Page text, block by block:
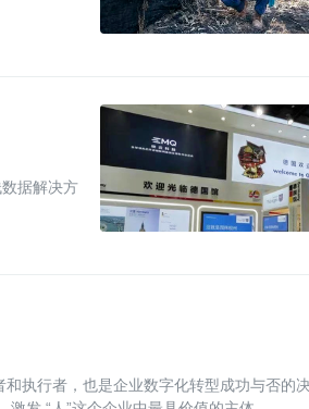
据解决方
执行者，也是企业数字化转型成功与否的